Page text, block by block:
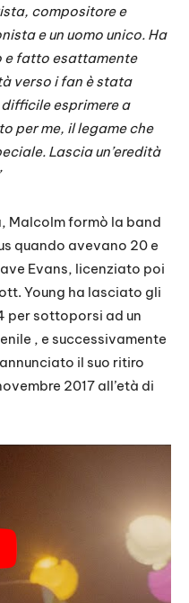
compositore e
e un uomo unico. Ha
e fatto esattamente
verso i fan è stata
esprimere a
per me, il legame che
Lascia un’eredità
Malcolm formò la band
quando avevano 20 e
Evans, licenziato poi
Young ha lasciato gli
per sottoporsi ad un
, e successivamente
il suo ritiro
2017 all’età di